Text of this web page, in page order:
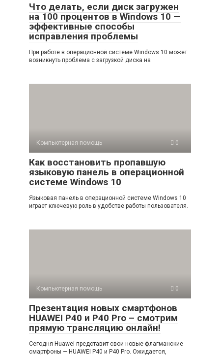
Что делать, если диск загружен
на 100 процентов в Windows 10 —
эффективные способы
исправления проблемы
При работе в операционной системе Windows 10 может
возникнуть проблема с загрузкой диска на
Компьютерная помощь 0
Как восстановить пропавшую
языковую панель в операционной
системе Windows 10
Языковая панель в операционной системе Windows 10
играет ключевую роль в удобстве работы пользователя.
Компьютерная помощь 0
Презентация новых смартфонов
HUAWEI P40 и P40 Pro – смотрим
прямую трансляцию онлайн!
Сегодня Huawei представит свои новые флагманские
смартфоны — HUAWEI P40 и P40 Pro. Ожидается,